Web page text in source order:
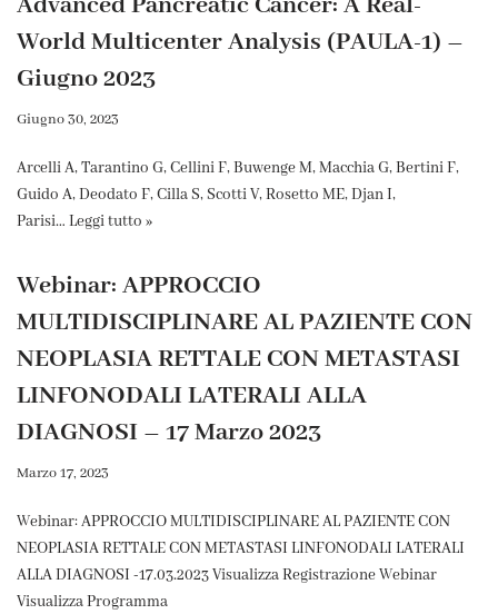
World Multicenter Analysis (PAULA-1) –
Giugno 2023
Giugno 30, 2023
Arcelli A, Tarantino G, Cellini F, Buwenge M, Macchia G, Bertini F,
Guido A, Deodato F, Cilla S, Scotti V, Rosetto ME, Djan I,
Parisi… Leggi tutto »
Webinar: APPROCCIO
MULTIDISCIPLINARE AL PAZIENTE CON
NEOPLASIA RETTALE CON METASTASI
LINFONODALI LATERALI ALLA
DIAGNOSI – 17 Marzo 2023
Marzo 17, 2023
Webinar: APPROCCIO MULTIDISCIPLINARE AL PAZIENTE CON
NEOPLASIA RETTALE CON METASTASI LINFONODALI LATERALI
ALLA DIAGNOSI -17.03.2023 Visualizza Registrazione Webinar
Visualizza Programma